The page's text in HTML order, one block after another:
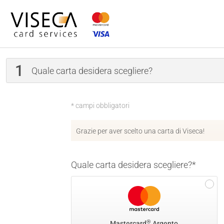
1 Quale carta desidera scegliere?
* campi obbligatori
Grazie per aver scelto una carta di Viseca!
Quale carta desidera scegliere?*
®